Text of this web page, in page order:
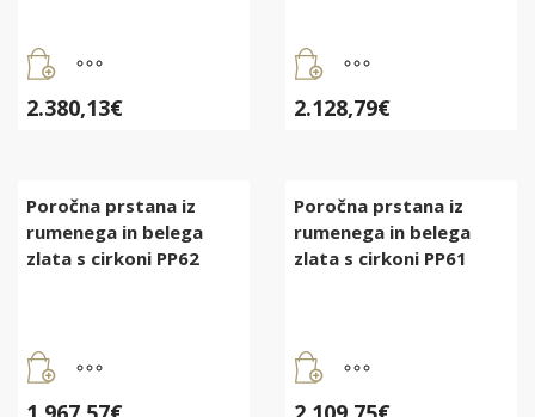
2.380,13€ 2.128,79€
Poročna prstana iz
rumenega in belega
zlata s cirkoni PP62
Poročna prstana iz
rumenega in belega
zlata s cirkoni PP61